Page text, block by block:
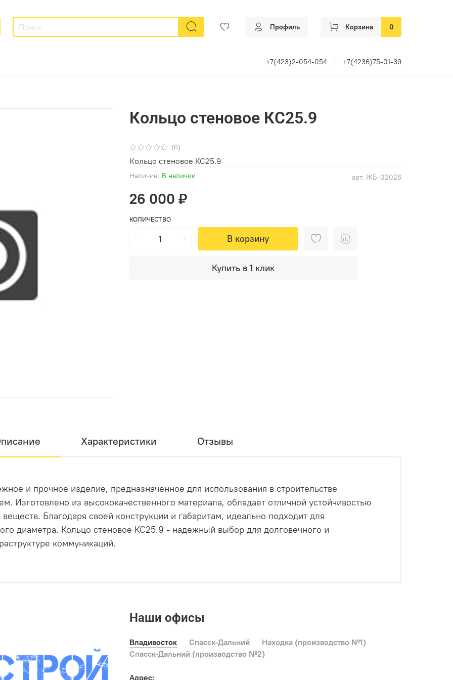
Профиль Корзина 0
+7(423)2-054-054 +7(4236)75-01-39
(0)
арт. ЖБ-02026
Наличие: В наличии
Кольцо стеновое КС25.9
26 000 ₽
КОЛИЧЕСТВО
В корзину
Купить в 1 клик
Кольцо стеновое КС25.9
Характеристики Отзывы
и прочное изделие, предназначенное для использования в строительстве
Изготовлено из высококачественного материала, обладает отличной устойчивостью
Благодаря своей конструкции и габаритам, идеально подходит для
диаметра. Кольцо стеновое КС25.9 - надежный выбор для долговечного и
коммуникаций.
Наши офисы
Владивосток Спасск-Дальний
Находка (производство №1)
Спасск-Дальний (производство №2)
Адрес: